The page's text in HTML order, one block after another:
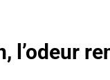
l’odeur